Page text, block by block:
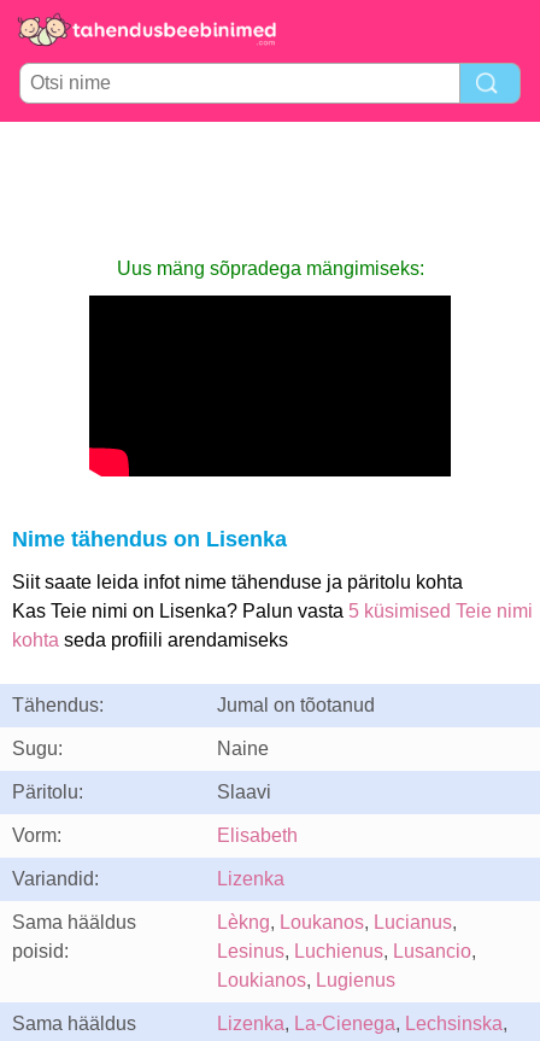
Uus mäng sõpradega mängimiseks:
Nime tähendus on Lisenka
Siit saate leida infot nime tähenduse ja päritolu kohta
Kas Teie nimi on Lisenka? Palun vasta 5 küsimised Teie nimi
kohta seda profiili arendamiseks
Tähendus: Jumal on tõotanud
Sugu: Naine
Päritolu: Slaavi
Vorm: Elisabeth
Variandid: Lizenka
Sama hääldus
poisid:
Lèkng, Loukanos, Lucianus,
Lesinus, Luchienus, Lusancio,
Loukianos, Lugienus
Sama hääldus
Lizenka, La-Cienega, Lechsinska,